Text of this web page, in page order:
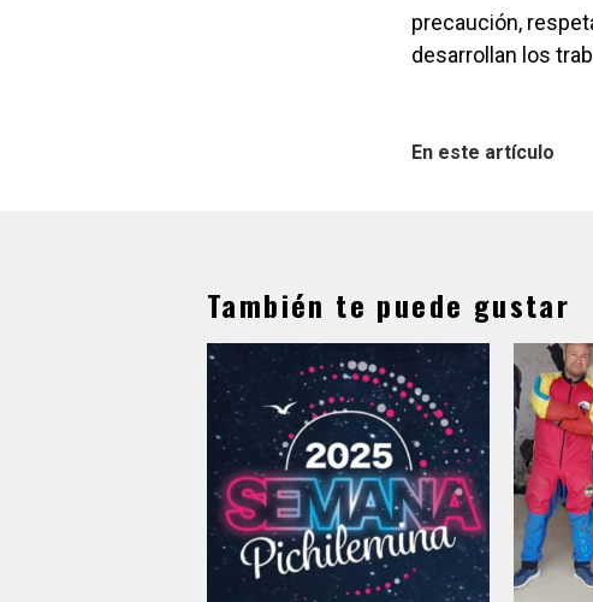
precaución,
desarrollan los
En este artículo
También te puede gustar